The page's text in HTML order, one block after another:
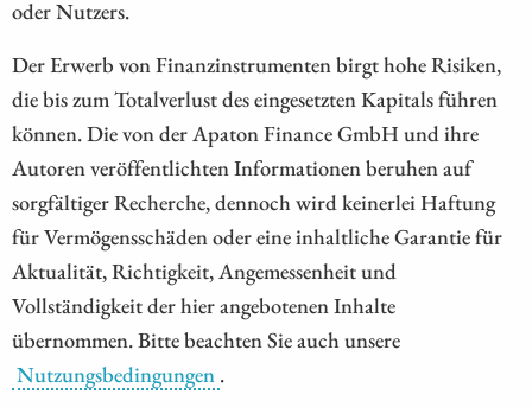
oder Nutzers.
Der Erwerb von Finanzinstrumenten birgt hohe Risiken,
die bis zum Totalverlust des eingesetzten Kapitals führen
können. Die von der Apaton Finance GmbH und ihre
Autoren veröffentlichten Informationen beruhen auf
sorgfältiger Recherche, dennoch wird keinerlei Haftung
für Vermögensschäden oder eine inhaltliche Garantie für
Aktualität, Richtigkeit, Angemessenheit und
Vollständigkeit der hier angebotenen Inhalte
übernommen. Bitte beachten Sie auch unsere
Nutzungsbedingungen .